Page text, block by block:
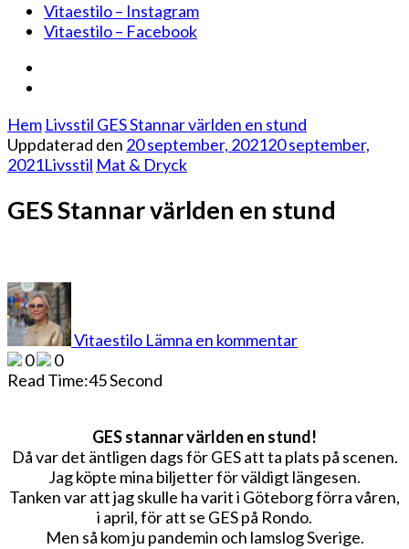
Vitaestilo – Instagram
Vitaestilo – Facebook
Hem Livsstil GES Stannar världen en stund
Uppdaterad den 20 september, 202120 september,
2021Livsstil Mat & Dryck
GES Stannar världen en stund
Vitaestilo Lämna en kommentar
världen
0
0
Read Time:45 Second
GES stannar världen en stund!
Då var det äntligen dags för GES att ta plats på scenen.
Jag köpte mina biljetter för väldigt längesen.
Tanken var att jag skulle ha varit i Göteborg förra våren,
i april, för att se GES på Rondo.
Men så kom ju pandemin och lamslog Sverige.